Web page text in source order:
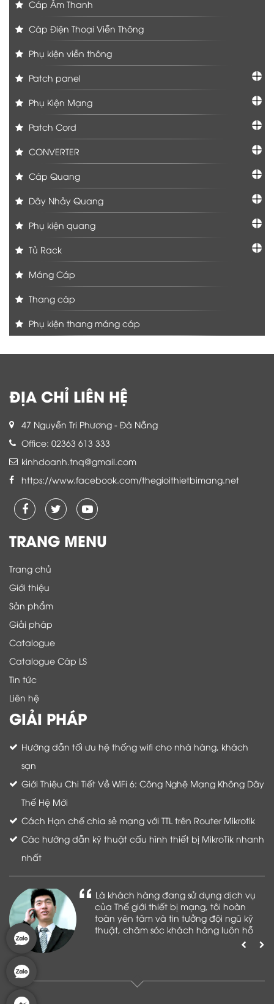
Cáp Âm Thanh
Cáp Điện Thoại Viễn Thông
Phụ kiện viễn thông
Patch panel
Phụ Kiện Mạng
Patch Cord
CONVERTER
Cáp Quang
Dây Nhảy Quang
Phụ kiện quang
Tủ Rack
Máng Cáp
Thang cáp
Phụ kiện thang máng cáp
ĐỊA CHỈ LIÊN HỆ
47 Nguyễn Tri Phương - Đà Nẵng
Office: 02363 613 333
kinhdoanh.tnq@gmail.com
https://www.facebook.com/thegioithietbimang.net
TRANG MENU
Trang chủ
Giới thiệu
Sản phẩm
Giải pháp
Catalogue
Catalogue Cáp LS
Tin tức
Liên hệ
GIẢI PHÁP
Hướng dẫn tối ưu hệ thống wifi cho nhà hàng, khách
sạn
Giới Thiệu Chi Tiết Về WiFi 6: Công Nghệ Mạng Không Dây
Thế Hệ Mới
Cách Hạn chế chia sẻ mạng với TTL trên Router Mikrotik
Các hướng dẫn kỹ thuật cấu hình thiết bị MikroTik nhanh
nhất
Là khách hàng đang sử dụng dịch vụ
của Thế giới thiết bị mạng, tôi hoàn
toàn yên tâm và tin tưởng đội ngũ kỹ
thuật, chăm sóc khách hàng luôn hỗ